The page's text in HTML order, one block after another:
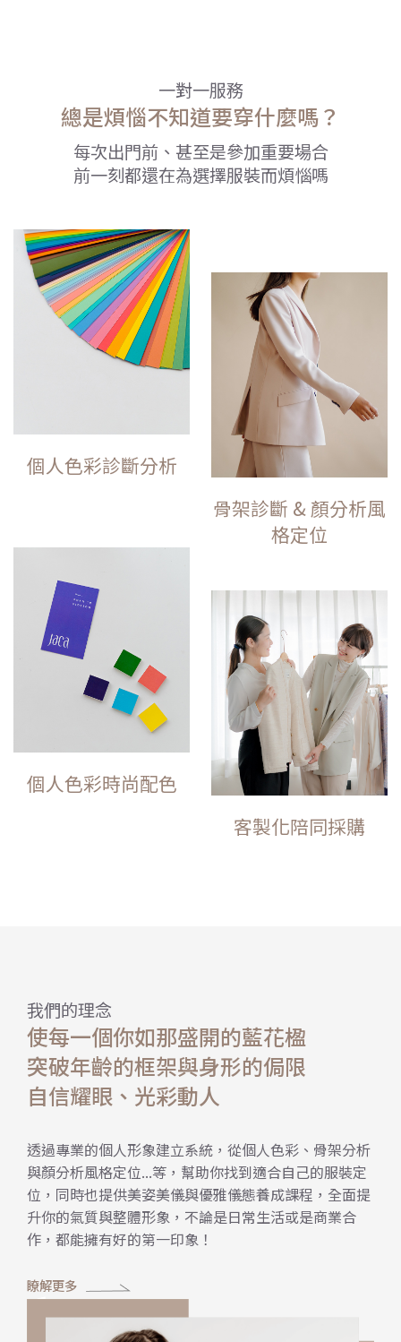
一對一服務
總是煩惱不知道要穿什麼嗎？
每次出門前、甚至是參加重要場合
前一刻都還在為選擇服裝而煩惱嗎
個人色彩診斷分析
骨架診斷 & 顏分析風
格定位
個人色彩時尚配色
客製化陪同採購
我們的理念
使每一個你如那盛開的藍花楹
突破年齡的框架與身形的侷限
自信耀眼、光彩動人
透過專業的個人形象建立系統，從個人色彩、骨架分析
與顏分析風格定位...等，幫助你找到適合自己的服裝定
位，同時也提供美姿美儀與優雅儀態養成課程，全面提
升你的氣質與整體形象，不論是日常生活或是商業合
作，都能擁有好的第一印象！
瞭解更多